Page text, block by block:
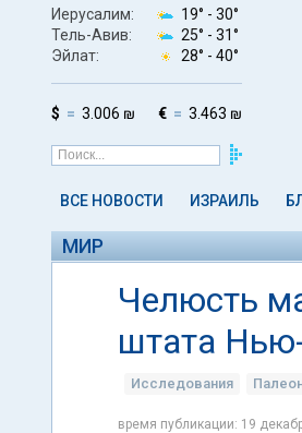
Иерусалим: 19° - 30°
Тель-Авив:
25° - 31°
Эйлат:
28° - 40°
$ 3.006 ₪ € 3.463 ₪
ВСЕ НОВОСТИ ИЗРАИЛЬ
МИР
Челюсть
штата
Исследования
время публикации: 19